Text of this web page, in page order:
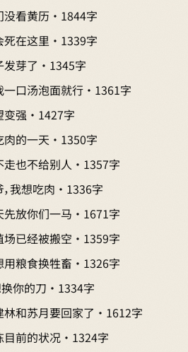
没看黄历 · 1844字
死在这里 · 1339字
发芽了 · 1345字
一口汤泡面就行 · 1361字
变强 · 1427字
肉的一天 · 1350字
走也不给别人 · 1357字
我想吃肉 · 1336字
先放你们一马 · 1671字
场已经被搬空 · 1359字
用粮食换牲畜 · 1326字
你的刀 · 1334字
林和苏月要回家了 · 1612字
目前的状况 · 1324字